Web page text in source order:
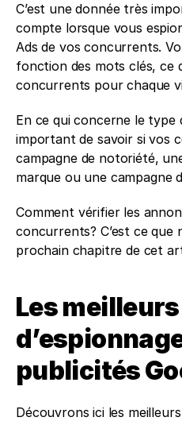
C’est une donnée très
compte lorsque vous
Ads de vos concurrents.
fonction des mots clés, ce
concurrents pour chaque
En ce qui concerne le type
important de savoir si vos
campagne de notoriété,
marque ou une campagne
Comment vérifier les
concurrents? C’est ce que
prochain chapitre de cet
Les
publicités
Découvrons ici les